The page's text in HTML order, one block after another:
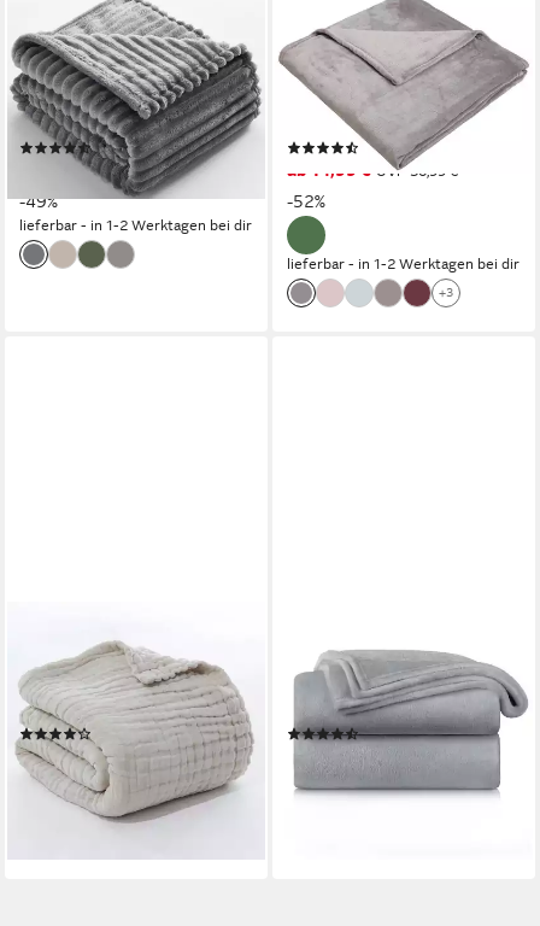
OTTO HOME
Wohndecke Millara,
Kuscheldecke in Cord-Optik,
150x200 cm, Wohndecke,
Sofadecke
(63)
UVP34,99 €
-49%
lieferbar - in 1-2 Werktagen bei dir
OTTO HOME
Wohndecke Jil, aus super
weichem Kuschelfleece,
Kuscheldecke, Premium
Qualität
(1609)
ab 14,99 € UVP 30,99 €
-52%
lieferbar - in 1-2 Werktagen bei dir
+3
Wohndecke Musselin Decke,
Sommerdecke,100%
Baumwolle
ab 27,99 €
lieferbar in 3 Wochen
+3
Wohndecke Kuschelige
Fleecedecke, Oeko-Tex
zertifizierte Decke
(381)
ab 12,99 €
-24%